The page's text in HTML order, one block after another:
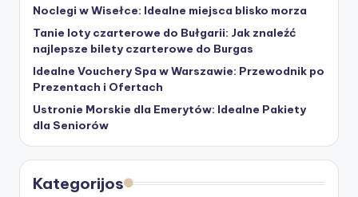
Noclegi w Wisełce: Idealne miejsca blisko morza
Tanie loty czarterowe do Bułgarii: Jak znaleźć
najlepsze bilety czarterowe do Burgas
Idealne Vouchery Spa w Warszawie: Przewodnik po
Prezentach i Ofertach
Ustronie Morskie dla Emerytów: Idealne Pakiety
dla Seniorów
Kategorijos